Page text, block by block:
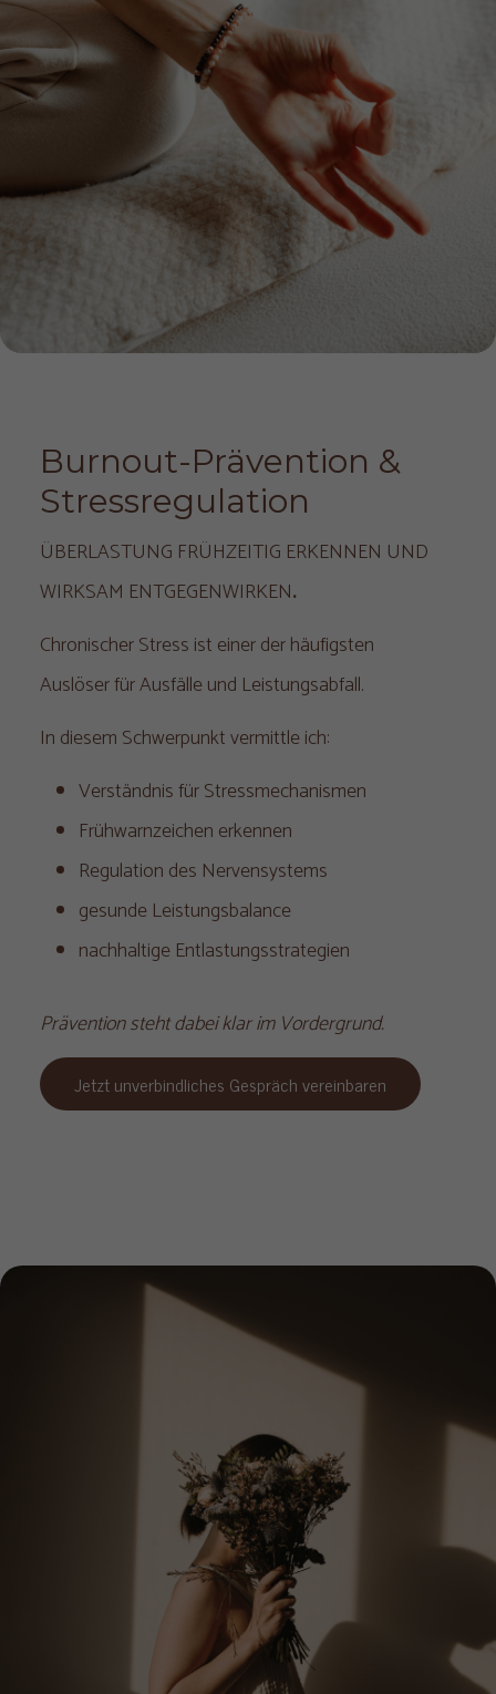
Burnout-Prävention &
Stressregulation
ÜBERLASTUNG FRÜHZEITIG ERKENNEN UND
WIRKSAM ENTGEGENWIRKEN.
Chronischer Stress ist einer der häufigsten
Auslöser für Ausfälle und Leistungsabfall.
In diesem Schwerpunkt vermittle ich:
Verständnis für Stressmechanismen
Frühwarnzeichen erkennen
Regulation des Nervensystems
gesunde Leistungsbalance
nachhaltige Entlastungsstrategien
Prävention steht dabei klar im Vordergrund.
Jetzt unverbindliches Gespräch vereinbaren